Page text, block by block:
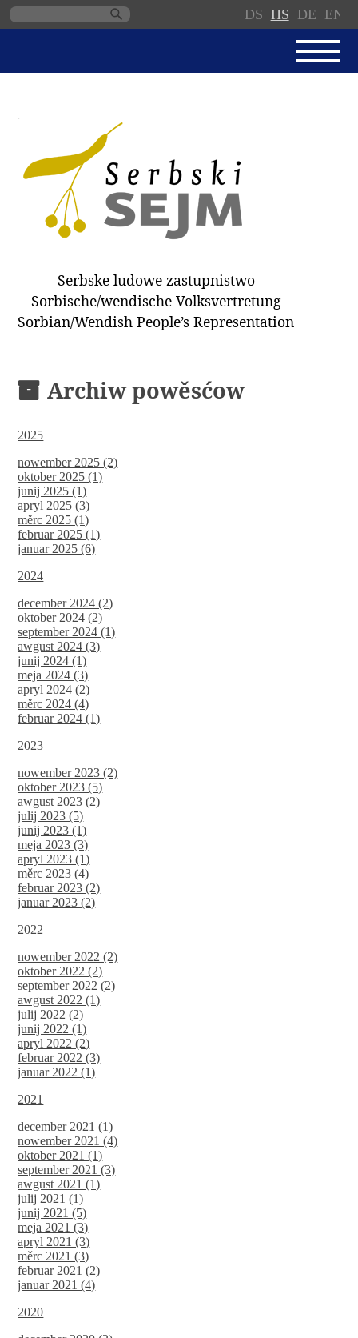
DS HS DE EN
SERBSKI SEJM
JEDNANSKI PORJAD
PROTOKOLE / WOBZAMKNJENJA
DARY
ZAPÓSŁANCY
WUBĚRKI
Serbske ludowe zastupnistwo
Sorbische/wendische Volksvertretung
Sorbian/Wendish People’s Representation
Archiw powěsćow
2025
nowember 2025 (2)
oktober 2025 (1)
junij 2025 (1)
apryl 2025 (3)
měrc 2025 (1)
februar 2025 (1)
januar 2025 (6)
2024
december 2024 (2)
oktober 2024 (2)
september 2024 (1)
awgust 2024 (3)
junij 2024 (1)
meja 2024 (3)
apryl 2024 (2)
měrc 2024 (4)
februar 2024 (1)
2023
nowember 2023 (2)
oktober 2023 (5)
awgust 2023 (2)
julij 2023 (5)
junij 2023 (1)
meja 2023 (3)
apryl 2023 (1)
měrc 2023 (4)
februar 2023 (2)
januar 2023 (2)
2022
nowember 2022 (2)
oktober 2022 (2)
september 2022 (2)
awgust 2022 (1)
julij 2022 (2)
junij 2022 (1)
apryl 2022 (2)
februar 2022 (3)
januar 2022 (1)
2021
december 2021 (1)
nowember 2021 (4)
oktober 2021 (1)
september 2021 (3)
awgust 2021 (1)
julij 2021 (1)
junij 2021 (5)
meja 2021 (3)
apryl 2021 (3)
měrc 2021 (3)
februar 2021 (2)
januar 2021 (4)
2020